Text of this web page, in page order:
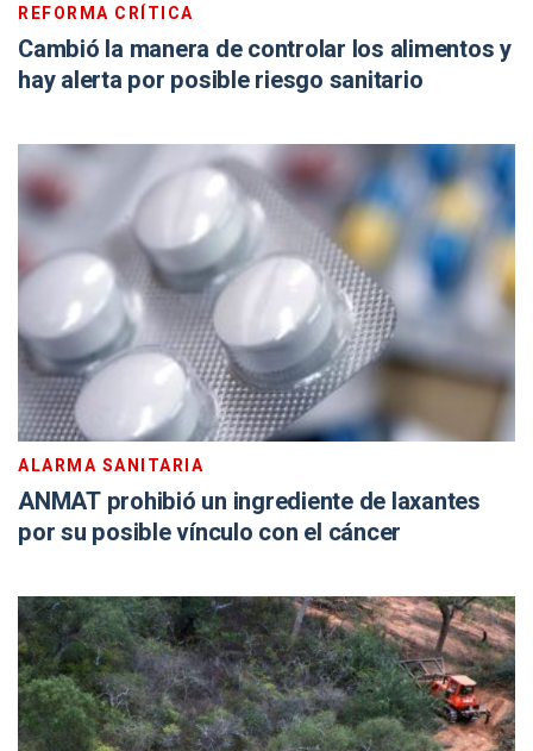
REFORMA CRÍTICA
Cambió la manera de controlar los alimentos y
hay alerta por posible riesgo sanitario
ALARMA SANITARIA
ANMAT prohibió un ingrediente de laxantes
por su posible vínculo con el cáncer